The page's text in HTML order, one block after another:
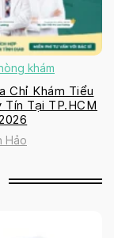
khám
Chỉ Khám Tiểu
Tại TP.HCM
Hảo